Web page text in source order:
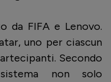
da FIFA e Lenovo.
uno per ciascun
Secondo
non solo